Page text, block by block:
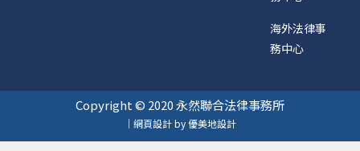
海外法律事
務中心
Copyright © 2020 永然聯合法律事務所
｜網頁設計 by 優美地設計